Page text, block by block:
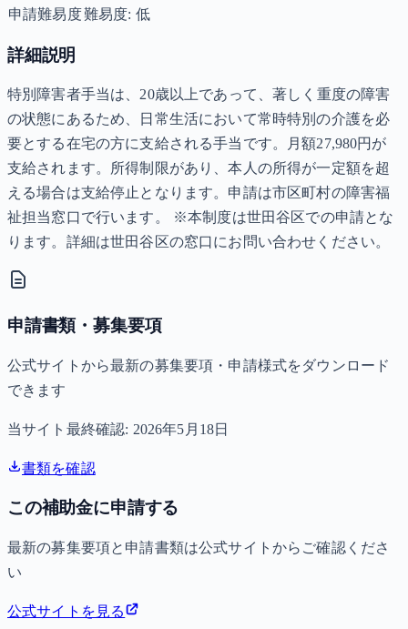
申請難易度難易度: 低
詳細説明
特別障害者手当は、20歳以上であって、著しく重度の障害
の状態にあるため、日常生活において常時特別の介護を必
要とする在宅の方に支給される手当です。月額27,980円が
支給されます。所得制限があり、本人の所得が一定額を超
える場合は支給停止となります。申請は市区町村の障害福
祉担当窓口で行います。 ※本制度は世田谷区での申請とな
ります。詳細は世田谷区の窓口にお問い合わせください。
申請書類・募集要項
公式サイトから最新の募集要項・申請様式をダウンロード
できます
当サイト最終確認: 2026年5月18日
書類を確認
この補助金に申請する
最新の募集要項と申請書類は公式サイトからご確認くださ
い
公式サイトを見る